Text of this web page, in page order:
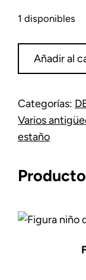
1 disponibles
Añadir al
Categorías:
Varios
estaño